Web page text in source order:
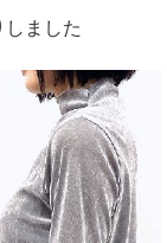
しました